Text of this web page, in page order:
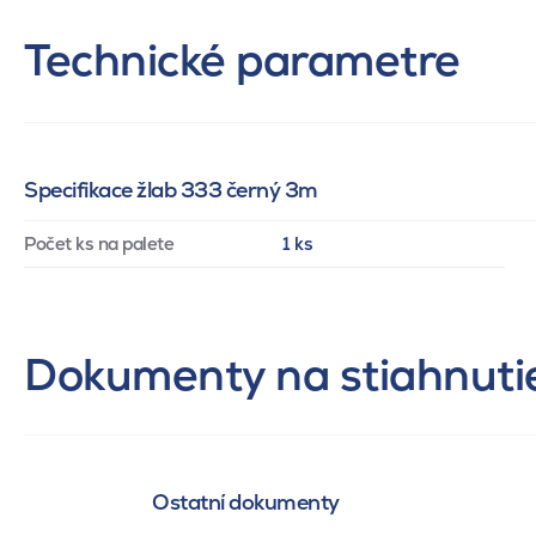
Technické parametre
Specifikace žlab 333 černý 3m
Počet ks na palete 1 ks
Dokumenty na
Ostatní dokumenty